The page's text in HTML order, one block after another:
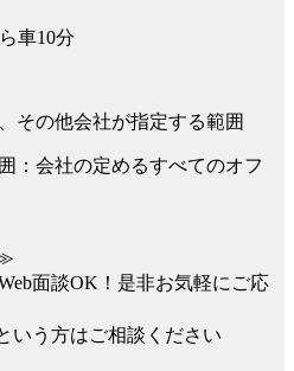
車10分
その他会社が指定する範囲
：会社の定めるすべてのオフ
面談OK！是非お気軽にご応
いう方はご相談ください